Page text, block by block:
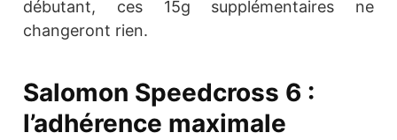
débutant, ces 15g supplémentaires ne
changeront rien.
Salomon Speedcross 6 :
l’adhérence maximale